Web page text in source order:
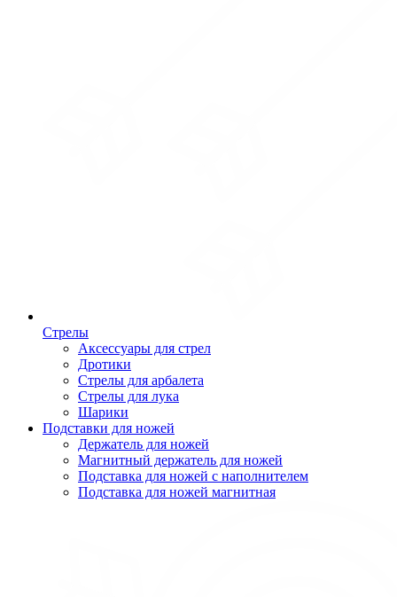
Стрелы
Аксессуары для стрел
Дротики
Стрелы для арбалета
Стрелы для лука
Шарики
Подставки для ножей
Держатель для ножей
Магнитный держатель для ножей
Подставка для ножей с наполнителем
Подставка для ножей магнитная